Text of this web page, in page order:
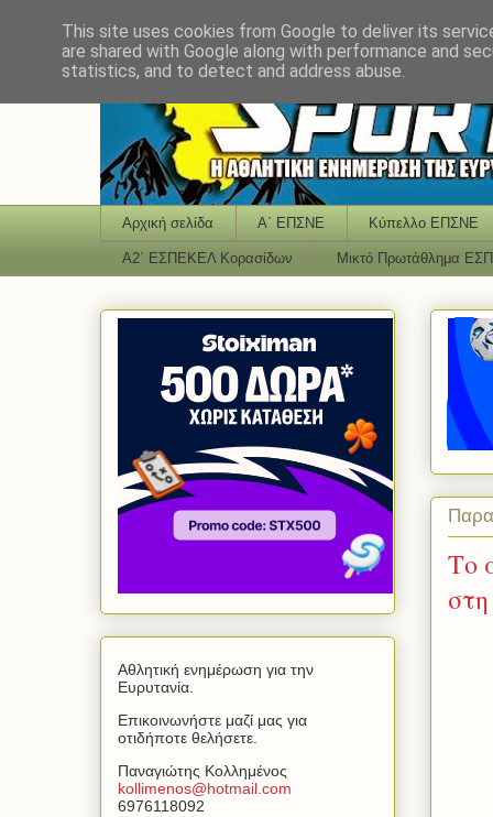
Αρχική σελίδα Α΄ ΕΠΣΝΕ Κύπελλο ΕΠΣΝΕ
Α2΄ ΕΣΠΕΚΕΛ Κορασίδων Μικτό Πρωτάθλημα
Το
Αθλητική ενημέρωση για την
Ευρυτανία.
Επικοινωνήστε μαζί μας για
οτιδήποτε θελήσετε.
Παναγιώτης Κολλημένος
kollimenos@hotmail com
6976118092
This site uses cookies from Google to deliver its
are shared with Google along with performance and
statistics, and to detect and address abuse.